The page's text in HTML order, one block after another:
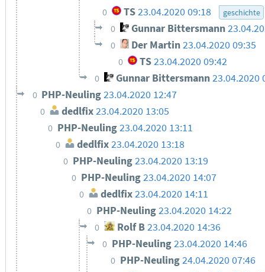
0 TS23.04.2020 09:18 geschichte
0 Gunnar Bittersmann
0 Der Martin23.04.2020 09:35
0 TS 23.04.2020 09:42
0 Gunnar Bittersmann23.04.2020
0 PHP-Neuling23.04.2020 12:47
0 dedlfix 23.04.2020 13:05
0 PHP-Neuling23.04.2020 13:11
0 dedlfix23.04.2020 13:18
0 PHP-Neuling23.04.2020 13:19
0 PHP-Neuling23.04.2020 14:07
0 dedlfix 23.04.2020 14:11
0 PHP-Neuling23.04.2020 14:22
0 Rolf B23.04.2020 14:36
0 PHP-Neuling23.04.2020 14:46
0 PHP-Neuling24.04.2020 07:46